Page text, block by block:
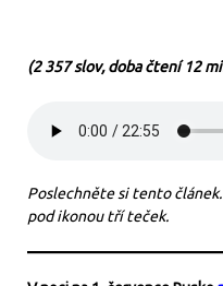
(2 357 slov, doba čtení 12
Poslechněte si tento
pod ikonou tří teček.